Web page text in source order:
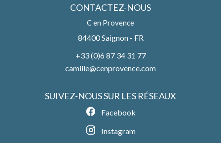
CONTACTEZ-NOUS
C en Provence
84400Saignon - FR
+33 (0)6 87 34 31 77
camille@cenprovence.com
SUIVEZ-NOUS SUR LES RÉSEAUX
Facebook
Instagram